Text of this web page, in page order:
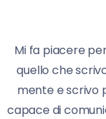
Mi fa piacere
quello che
mente e scrivo
capace di